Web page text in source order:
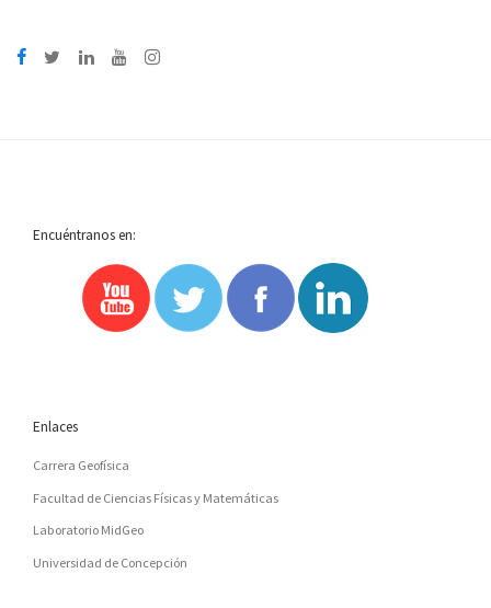
Encuéntranos en:
Enlaces
Carrera Geofísica
Facultad de Ciencias Físicas y Matemáticas
Laboratorio MidGeo
Universidad de Concepción